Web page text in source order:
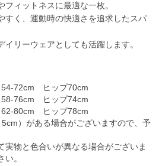
ィットネスに最適な一枚。
すく、運動時の快適さを追求したスパ
イリーウェアとしても活躍します。
72cm ヒップ70cm
76cm ヒップ74cm
80cm ヒップ78cm
）がある場合がございますので、予
物と色合いが異なる場合がございま
。